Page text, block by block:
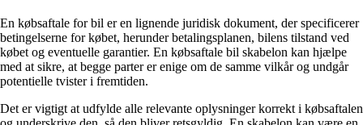
En købsaftale for bil er en lignende juridisk dokument, der specificerer
betingelserne for købet, herunder betalingsplanen, bilens tilstand ved
købet og eventuelle garantier. En købsaftale bil skabelon kan hjælpe
med at sikre, at begge parter er enige om de samme vilkår og undgår
potentielle tvister i fremtiden.
Det er vigtigt at udfylde alle relevante oplysninger korrekt i købsaftalen